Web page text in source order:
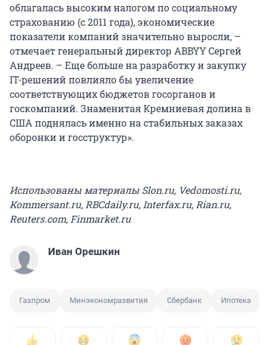
облагалась высоким налогом по социальному
страхованию (с 2011 года), экономические
показатели компаний значительно выросли, –
отмечает генеральный директор ABBYY Сергей
Андреев. – Еще больше на разработку и закупку
IT-решений повлияло бы увеличение
соответствующих бюджетов госорганов и
госкомпаний. Знаменитая Кремниевая долина в
США поднялась именно на стабильных заказах
оборонки и госструктур».
Использованы материалы Slon.ru, Vedomosti.ru,
Kommersant.ru, RBCdaily.ru, Interfax.ru, Rian.ru,
Reuters.com, Finmarket.ru
Иван Орешкин
Газпром Минэкономразвития Сбербанк Ипотека